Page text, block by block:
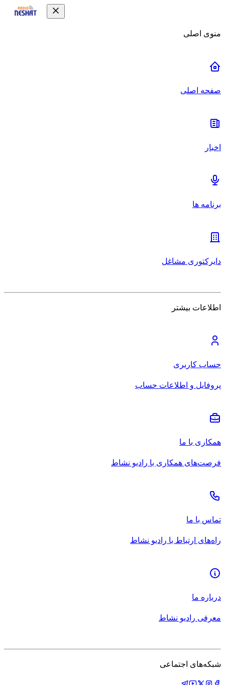
منوی اصلی
صفحه اصلی
اخبار
برنامه ها
دایرکتوری مشاغل
اطلاعات بیشتر
حساب کاربری
پروفایل و اطلاعات حساب
همکاری با ما
فرصت‌های همکاری با رادیو نشاط
تماس با ما
راه‌های ارتباط با رادیو نشاط
درباره ما
معرفی رادیو نشاط
شبکه‌های اجتماعی